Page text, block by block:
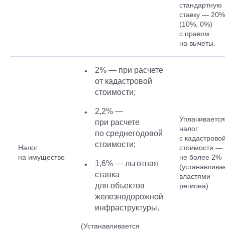
стандартную
ставку — 20%
(10%, 0%)
с правом
на вычеты.
Налог
на имущество
2% — при расчете
от кадастровой
стоимости;
2,2% —
при расчете
по среднегодовой
стоимости;
1,6% — льготная
ставка
для объектов
железнодорожной
инфраструктуры.
(Устанавливается
Уплачивается
налог
с
стоимости —
не более 2%
властями
региона).